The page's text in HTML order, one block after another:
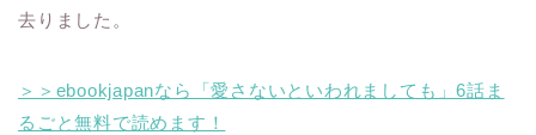
去りました。
＞＞ebookjapanなら「愛さないといわれましても」6話ま
るごと無料で読めます！